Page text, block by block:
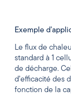
Exemple
Le flux de
standard à 1
de décharge.
d’efficacité des
fonction de la